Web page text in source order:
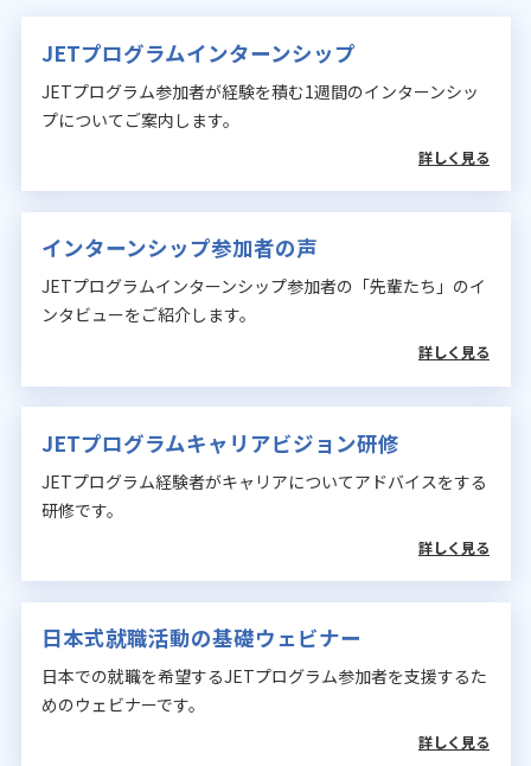
JETプログラムインターンシップ
JETプログラム参加者が経験を積む1週間のインターンシッ
プについてご案内します。
詳しく見る
インターンシップ参加者の声
JETプログラムインターンシップ参加者の「先輩たち」のイ
ンタビューをご紹介します。
詳しく見る
JETプログラムキャリアビジョン研修
JETプログラム経験者がキャリアについてアドバイスをする
研修です。
詳しく見る
日本式就職活動の基礎ウェビナー
日本での就職を希望するJETプログラム参加者を支援するた
めのウェビナーです。
詳しく見る